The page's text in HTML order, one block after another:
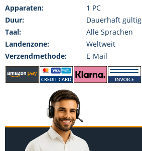
Apparaten:
1 PC
Duur:
Dauerhaft gültig
Taal:
Alle Sprachen
Landenzone:
Weltweit
Verzendmethode:
E-Mail